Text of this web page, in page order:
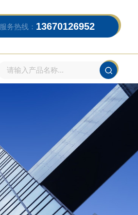
服务热线： 13670126952